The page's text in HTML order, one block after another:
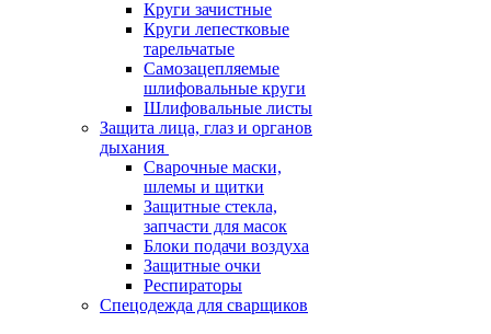
Круги зачистные
Круги лепестковые
тарельчатые
Самозацепляемые
шлифовальные круги
Шлифовальные листы
Защита лица, глаз и органов
дыхания
Сварочные маски,
шлемы и щитки
Защитные стекла,
запчасти для масок
Блоки подачи воздуха
Защитные очки
Респираторы
Спецодежда для сварщиков